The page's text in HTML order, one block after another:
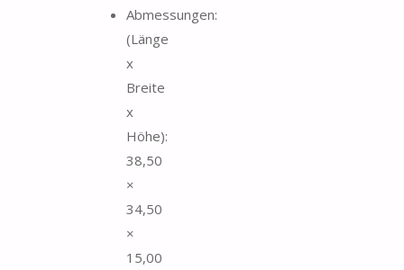
Abmessungen:
(Länge
x
Breite
x
Höhe):
38,50
×
34,50
×
15,00